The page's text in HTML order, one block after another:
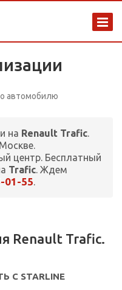
автомобилю
на Renault Trafic.
центр. Бесплатный
Trafic. Ждем
01-55.
Renault Trafic.
С STARLINE